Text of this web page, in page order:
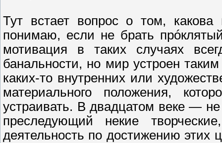
Тут встает вопрос о том,
понимаю, если не брать
мотивация в таких случаях
банальности, но мир устроен
каких-то внутренних или
материального положения,
устраивать. В двадцатом веке —
преследующий некие
деятельность по достижению этих